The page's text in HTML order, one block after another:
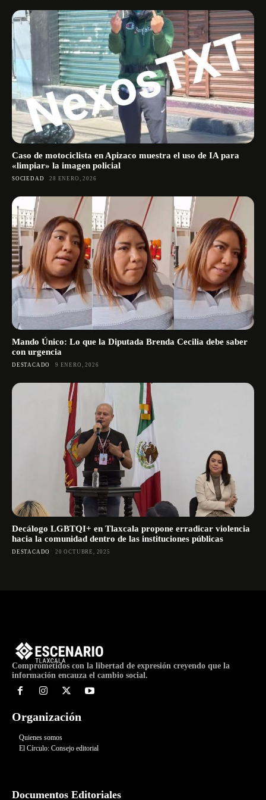
Caso de motociclista en Apizaco muestra el uso de IA para
«limpiar» la imagen policial
SOCIEDAD 28 ENERO, 2026
Mando Único: Lo que la Diputada Brenda Cecilia debe saber
con urgencia
DESTACADO 9 ENERO, 2026
Decálogo LGBTQI+ en Tlaxcala propone erradicar violencia
hacia la comunidad dentro de las instituciones públicas
DESTACADO 20 OCTUBRE, 2025
Comprometidos con la libertad de expresión creyendo que la
información encauza el cambio social.
Organización
Quienes somos
El Círculo: Consejo editorial
Documentos Editoriales